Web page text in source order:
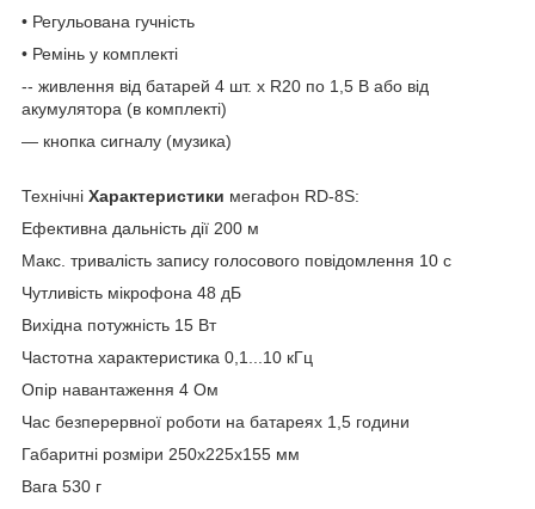
• Регульована гучність
• Ремінь у комплекті
-- живлення від батарей 4 шт. х R20 по 1,5 В або від
акумулятора (в комплекті)
— кнопка сигналу (музика)
Технічні Характеристики мегафон RD-8S:
Ефективна дальність дії 200 м
Макс. тривалість запису голосового повідомлення 10 с
Чутливість мікрофона 48 дБ
Вихідна потужність 15 Вт
Частотна характеристика 0,1...10 кГц
Опір навантаження 4 Ом
Час безперервної роботи на батареях 1,5 години
Габаритні розміри 250х225х155 мм
Вага 530 г